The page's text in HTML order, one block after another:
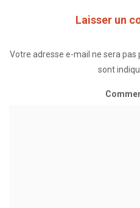
Laisser un
Votre adresse e-mail ne sera pas
sont